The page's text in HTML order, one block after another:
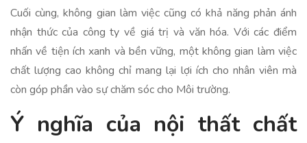
Cuối cùng, không gian làm việc cũng có khả năng phản ánh
nhận thức của công ty về giá trị và văn hóa. Với các điểm
nhấn về tiện ích xanh và bền vững, một không gian làm việc
chất lượng cao không chỉ mang lại lợi ích cho nhân viên mà
còn góp phần vào sự chăm sóc cho Môi trường.
Ý nghĩa của nội thất chất